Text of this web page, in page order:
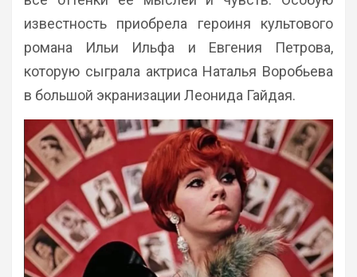
известность приобрела героиня культового
романа Ильи Ильфа и Евгения Петрова,
которую сыграла актриса Наталья Воробьева
в большой экранизации Леонида Гайдая.